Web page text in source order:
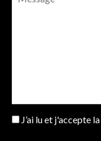
J’ai lu et j'accepte la